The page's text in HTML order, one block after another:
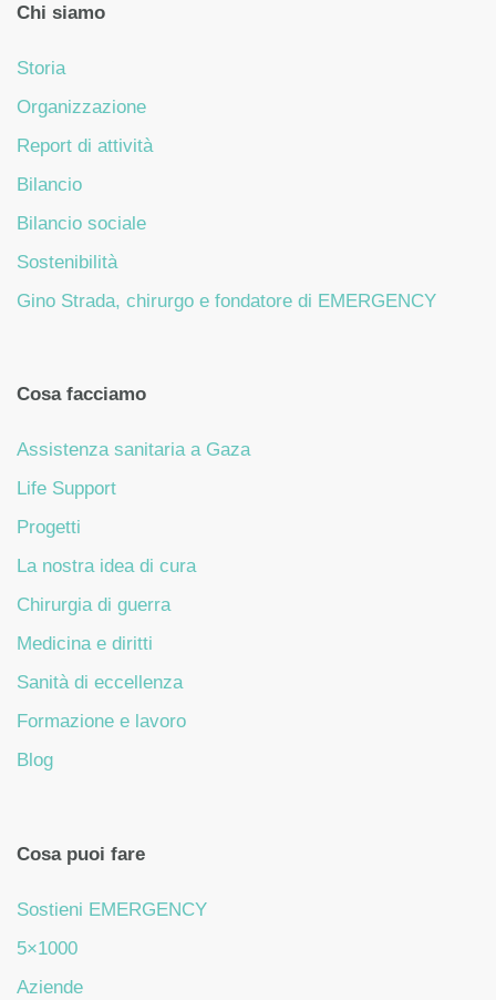
Chi siamo
Storia
Organizzazione
Report di attività
Bilancio
Bilancio sociale
Sostenibilità
Gino Strada, chirurgo e fondatore di EMERGENCY
Cosa facciamo
Assistenza sanitaria a Gaza
Life Support
Progetti
La nostra idea di cura
Chirurgia di guerra
Medicina e diritti
Sanità di eccellenza
Formazione e lavoro
Blog
Cosa puoi fare
Sostieni EMERGENCY
5×1000
Aziende